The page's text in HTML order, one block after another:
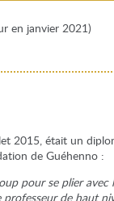
en janvier 2021)
2015, était un
de Guéhenno :
pour se plier avec
professeur de haut